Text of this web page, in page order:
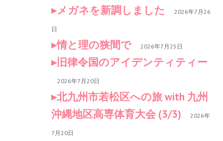
メガネを新調しました 2026年7月26
日
情と理の狭間で 2026年7月25日
旧律令国のアイデンティティー
2026年7月20日
北九州市若松区への旅 with 九州
沖縄地区高専体育大会 (3/3)
2026年
7月20日